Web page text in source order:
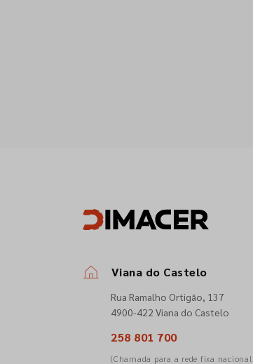
Viana do Castelo
Rua Ramalho Ortigão, 137
4900-422 Viana do Castelo
258 801 700
(Chamada para a rede fixa